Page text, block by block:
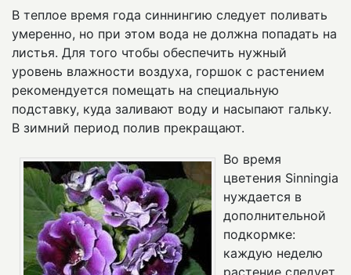
В теплое время года синнингию следует поливать
умеренно, но при этом вода не должна попадать на
листья. Для того чтобы обеспечить нужный
уровень влажности воздуха, горшок с растением
рекомендуется помещать на специальную
подставку, куда заливают воду и насыпают гальку.
В зимний период полив прекращают.
Во время
цветения Sinningia
нуждается в
дополнительной
подкормке:
каждую неделю
растение следует